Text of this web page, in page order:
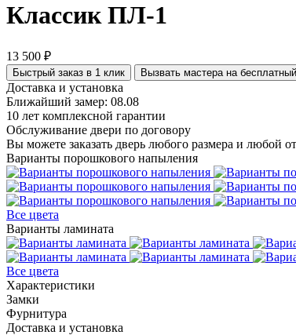
Классик ПЛ-1
13 500 ₽
Быстрый заказ в 1 клик Вызвать мастера на
Доставка и установка
Ближайший замер: 08.08
10 лет комплексной гарантии
Обслуживание двери по договору
Вы можете заказать дверь любого размера и любой
Варианты порошкового напыления
Все цвета
Варианты ламината
Все цвета
Характеристики
Замки
Фурнитура
Доставка и установка